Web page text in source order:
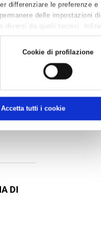
differenziare le preferenze e
delle impostazioni di
diversi da quelli tecnici. Infine,
Cookie di profilazione
Accetta tutti i cookie
guida per
al 31
DI